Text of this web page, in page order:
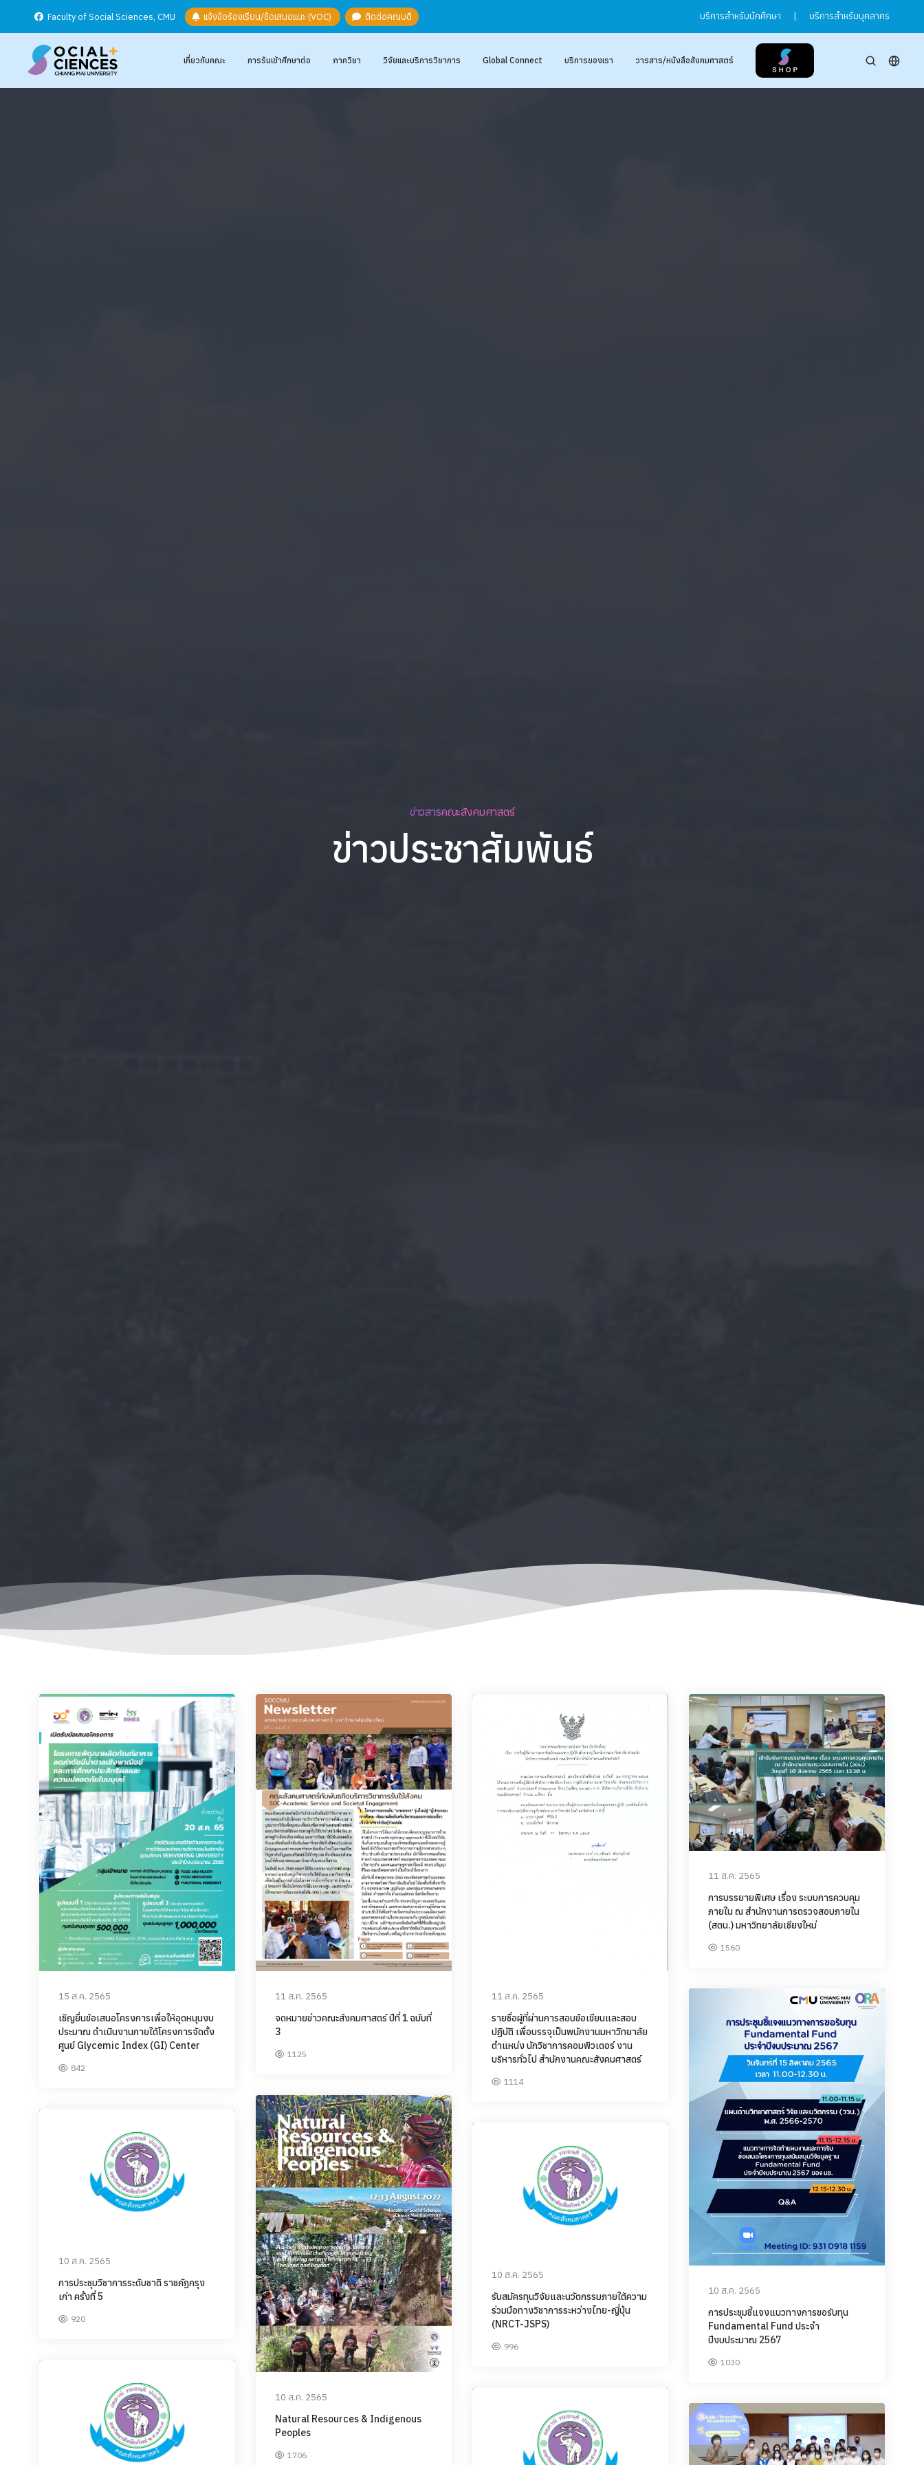
Faculty of Social Sciences, CMU แจ้งข้อร้องเรียน/ข้อเสนอแนะ (VOC) ติดต่อคณบดี บริการสำหรับนักศึกษา | บริการสำหรับบุคลากร
เกี่ยวกับคณะ การรับเข้าศึกษาต่อ ภาควิชา วิจัยและบริการวิชาการ Global Connect บริการของเรา วารสาร/หนังสือสังคมศาสตร์
ข่าวสารคณะสังคมศาสตร์
ข่าวประชาสัมพันธ์
15 ส.ค. 2565
เชิญยื่นข้อเสนอโครงการเพื่อให้อุดหนุนงบ
ประมาณ ดำเนินงานกายใต้โครงการจัดตั้ง
ศูนย์ Glycemic Index (GI) Center
842
11 ส.ค. 2565
จดหมายข่าวคณะสังคมศาสตร์ ปีที่ 1 ฉบับที่
3
1125
11 ส.ค. 2565
รายชื่อผู้ที่ผ่านการสอบข้อเขียนและสอบ
ปฏิบัติ เพื่อบรรจุเป็นพนักงานมหาวิทยาลัย
ตำแหน่ง นักวิชาการคอมพิวเตอร์ งาน
บริหารทั่วไป สำนักงานคณะสังคมศาสตร์
1114
11 ส.ค. 2565
การบรรยายพิเศษ เรื่อง ระบบการควบคุม
ภายใน ณ สำนักงานการตรวจสอบภายใน
(สตน.) มหาวิทยาลัยเชียงใหม่
1560
10 ส.ค. 2565
การประชุมชี้แจงแนวทางการขอรับทุน
Fundamental Fund ประจำ
ปีงบประมาณ 2567
1030
10 ส.ค. 2565
Natural Resources & Indigenous
Peoples
1706
10 ส.ค. 2565
การประชุมวิชาการระดับชาติ ราชภัฏกรุง
เก่า ครั้งที่ 5
920
10 ส.ค. 2565
รับสมัครทุนวิจัยและนวัตกรรมภายใต้ความ
ร่วมมือทางวิชาการระหว่างไทย-ญี่ปุ่น
(NRCT-JSPS)
996